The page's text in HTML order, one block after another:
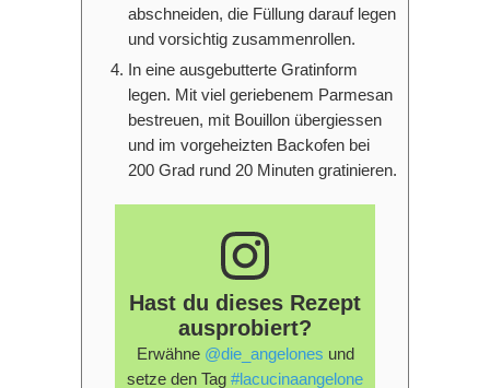
abschneiden, die Füllung darauf legen
und vorsichtig zusammenrollen.
In eine ausgebutterte Gratinform
legen. Mit viel geriebenem Parmesan
bestreuen, mit Bouillon übergiessen
und im vorgeheizten Backofen bei
200 Grad rund 20 Minuten gratinieren.
Hast du dieses Rezept
ausprobiert?
Erwähne @die_angelones und
setze den Tag #lacucinaangelone